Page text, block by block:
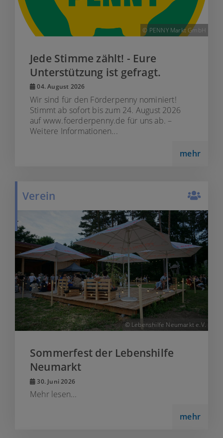
© PENNY Markt GmbH
Jede Stimme zählt! - Eure
Unterstützung ist gefragt.
04. August 2026
Wir sind für den Förderpenny nominiert!
Stimmt ab sofort bis zum 24. August 2026
auf www.foerderpenny.de für uns ab. –
Weitere Informationen...
mehr
Verein
© Lebenshilfe Neumarkt e.V.
Sommerfest der Lebenshilfe
Neumarkt
30. Juni 2026
Mehr lesen...
mehr